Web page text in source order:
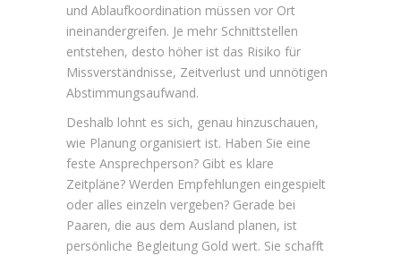
und Ablaufkoordination müssen vor Ort
ineinandergreifen. Je mehr Schnittstellen
entstehen, desto höher ist das Risiko für
Missverständnisse, Zeitverlust und unnötigen
Abstimmungsaufwand.
Deshalb lohnt es sich, genau hinzuschauen,
wie Planung organisiert ist. Haben Sie eine
feste Ansprechperson? Gibt es klare
Zeitpläne? Werden Empfehlungen eingespielt
oder alles einzeln vergeben? Gerade bei
Paaren, die aus dem Ausland planen, ist
persönliche Begleitung Gold wert. Sie schafft